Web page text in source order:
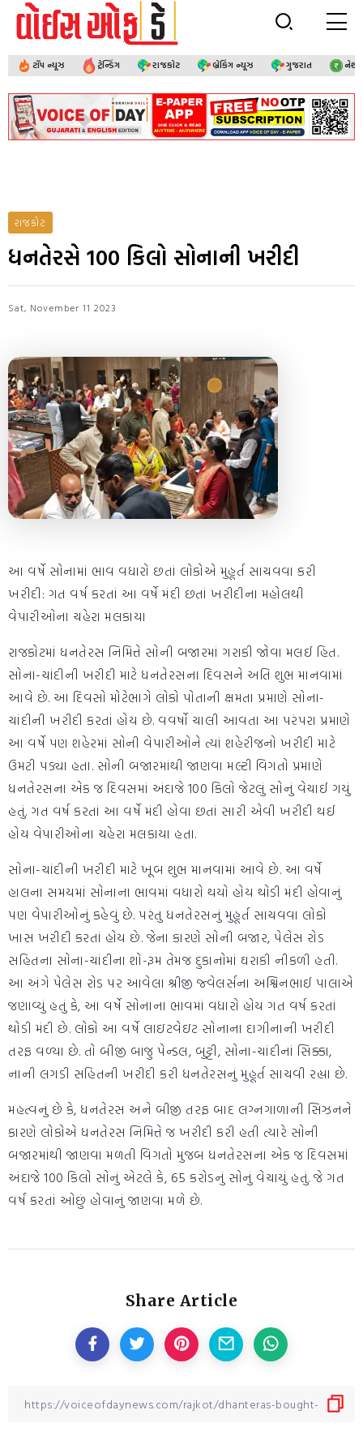
ટૉપ ન્યૂઝ ટ્રેન્ડિંગ રાજકોટ બ્રેકિંગ ન્યૂઝ ગુજરાત
રાજકોટ
ધનતેરસે 100 કિલો સોનાની ખરીદી
Sat, November 11 2023
આ વર્ષે સોનામાં ભાવ વધારો છતાં લોકોએ મુહૂર્ત સાચવવા કરી
ખરીદી: ગત વર્ષ કરતાં આ વર્ષે મંદી છતાં ખરીદીના મહોલથી
વેપારીઓના ચહેરા મલકાયા
રાજકોટમાં ધનતેરસ નિમિત્તે સોની બજારમાં ગરાકી જોવા મલઈ હિત.
સોના-ચાંદીની ખરીદી માટે ધનતેરસના દિવસને અતિ શુભ માનવામાં
આવે છે. આ દિવસો મોટેભાગે લોકો પોતાની ક્ષમતા પ્રમાણે સોના-
ચાંદીની ખરીદી કરતાં હોય છે. વવર્ષો ચાલી આવતા આ પરંપરા પ્રમાણે
આ વર્ષે પણ શહેરમાં સોની વેપારીઓને ત્યાં શહેરીજનો ખરીદી માટે
ઉમટી પડ્યા હતા. સોની બજારમાંથી જાણવા મલ્ટી વિગતો પ્રમાણે
ધનતેરસના એક જ દિવસમાં અંદાજે 100 કિલો જેટલું સોનું વેચાઈ ગયું
હતું. ગત વર્ષ કરતાં આ વર્ષે મંદી હોવા છતાં સારી એવી ખરીદી થઈ
હોય વેપારીઓના ચહેરા મલકાયા હતા.
સોના-ચાંદીની ખરીદી માટે ખૂબ શુભ માનવામાં આવે છે. આ વર્ષે
હાલના સમયમાં સોનાના ભાવમાં વધારો થયો હોય થોડી મંદી હોવાનું
પણ વેપારીઓનું કહેવું છે. પરંતુ ધનતેરસનુંમુહૂર્ત સાચવવા લોકો
ખાસ ખરીદી કરતાં હોય છે. જેના કારણે સોની બજાર, પેલેસ રોડ
સહિતના સોના-ચાંદીના શો-રૂમ તેમજ દુકાનોમાં ઘરાકી નીકળી હતી.
આ અંગે પેલેસ રોડ પર આવેલા શ્રીજી જ્વેલર્સના અશ્વિનભાઈ પાલાએ
જણાવ્યું હતું કે, આ વર્ષે સોનાના ભાવમાં વધારો હોય ગત વર્ષ કરતાં
થોડી મંદી છે. લોકો આ વર્ષે લાઇટવેઇટ સોનાના દાગીનાની ખરીદી
તરફ વળ્યા છે. તો બીજી બાજુ પેન્ડલ, બુટ્ટી, સોના-ચાંદીનાં સિક્કા,
નાની લગડી સહિતની ખરીદી કરી ધનતેરસનું મુહૂર્ત સાચવી રહ્યા છે.
મહત્વનું છે કે, ધનતેરસ અને બીજી તરફ બાદ લગ્નગાળાની સિઝનને
કારણે લોકોએ ધનતેરસ નિમિત્તે જ ખરીદી કરી હતી ત્યારે સોની
બજારમાંથી જાણવા મળતી વિગતો મુજબ ધનતેરસના એક જ દિવસમાં
અંદાજે 100 કિલો સોનું એટલે કે, 65 કરોડનું સોનું વેચાયું હતું. જે ગત
વર્ષ કરતાં ઓછું હોવાનું જાણવા મળે છે.
Share Article